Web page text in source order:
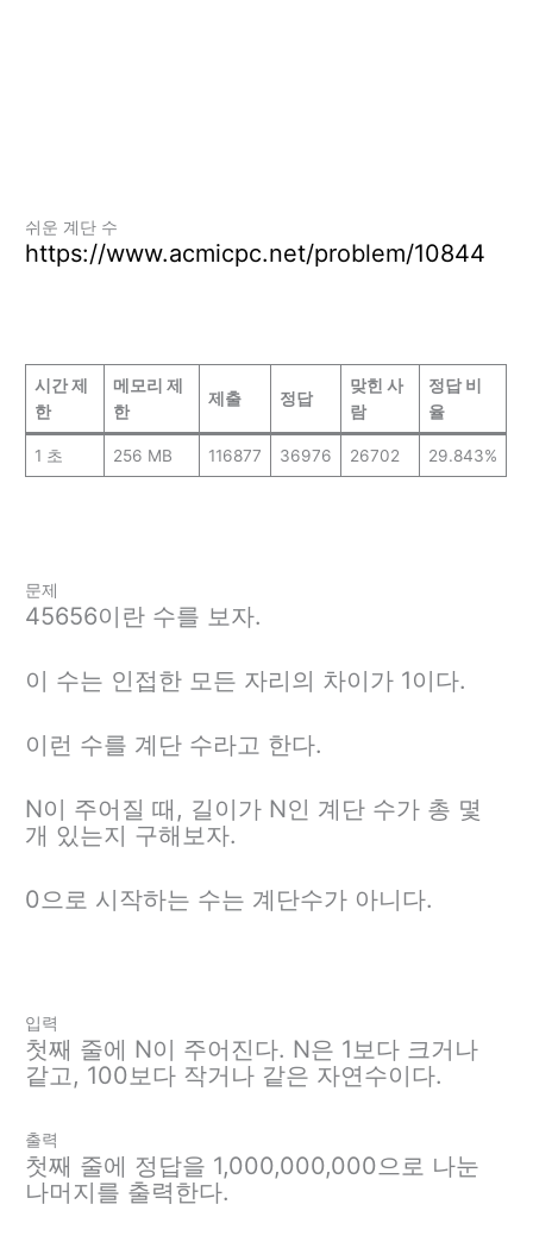
쉬운 계단 수
https://www.acmicpc.net/problem/10844
시간 제
한
메모리 제
한
제출 정답
맞힌 사
람
정답 비
율
1 초 256 MB 116877 36976 26702 29.843%
문제
45656이란 수를 보자.
이 수는 인접한 모든 자리의 차이가 1이다.
이런 수를 계단 수라고 한다.
N이 주어질 때, 길이가 N인 계단 수가 총 몇
개 있는지 구해보자.
0으로 시작하는 수는 계단수가 아니다.
입력
첫째 줄에 N이 주어진다. N은 1보다 크거나
같고, 100보다 작거나 같은 자연수이다.
출력
첫째 줄에 정답을 1,000,000,000으로 나눈
나머지를 출력한다.